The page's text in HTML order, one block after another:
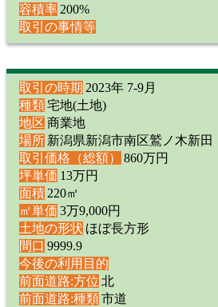
容積率200%
取引の事情等
取引の時期 2023年 7-9月
種類 宅地(土地)
地区 商業地
場所 新潟県新潟市南区鷲ノ木新田
取引価格（総額）
860万円
坪単価 13万円
面積220㎡
㎡単価 3万9,000円
土地の形状 ほぼ長方形
間口 9999.9
今後の利用目的
前面道路:方位 北
前面道路:種類 市道